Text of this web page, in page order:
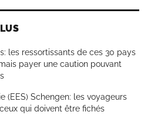
les ressortissants de ces 30 pays
payer une caution pouvant
(EES) Schengen: les voyageurs
qui doivent être fichés